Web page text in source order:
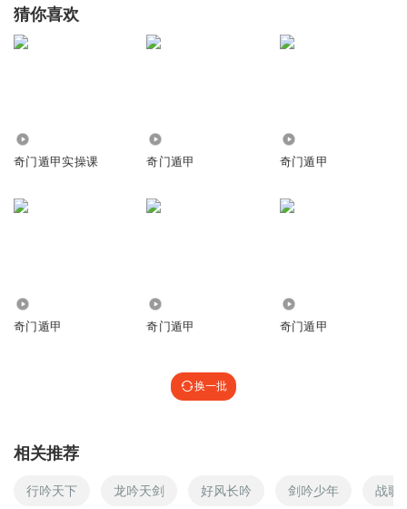
猜你喜欢
奇门遁甲实操课 奇门遁甲 奇门遁甲
奇门遁甲 奇门遁甲 奇门遁甲
换一批
相关推荐
行吟天下 龙吟天剑 好风长吟 剑吟少年 战歌